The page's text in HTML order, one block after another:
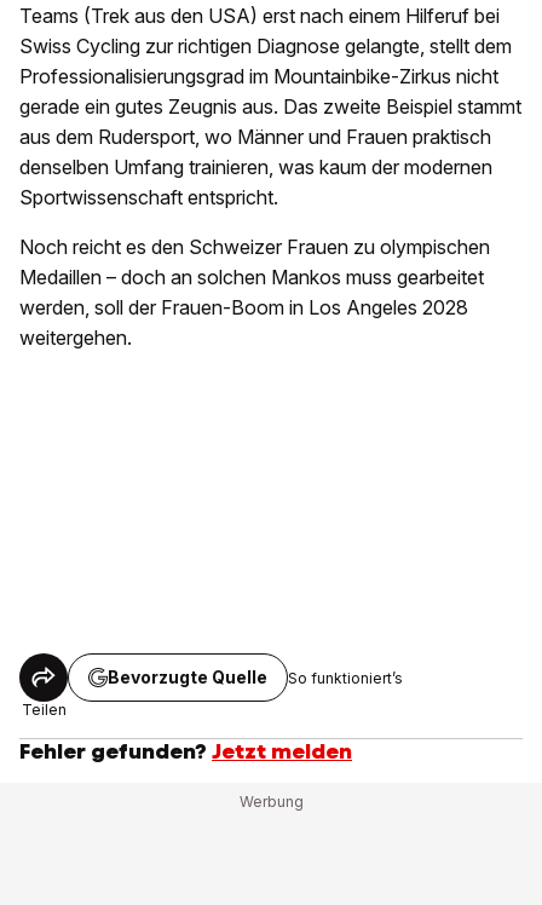
Teams (Trek aus den USA) erst nach einem Hilferuf bei
Swiss Cycling zur richtigen Diagnose gelangte, stellt dem
Professionalisierungsgrad im Mountainbike-Zirkus nicht
gerade ein gutes Zeugnis aus. Das zweite Beispiel stammt
aus dem Rudersport, wo Männer und Frauen praktisch
denselben Umfang trainieren, was kaum der modernen
Sportwissenschaft entspricht.
Noch reicht es den Schweizer Frauen zu olympischen
Medaillen – doch an solchen Mankos muss gearbeitet
werden, soll der Frauen-Boom in Los Angeles 2028
weitergehen.
Teilen
Bevorzugte Quelle So funktioniert’s
Fehler gefunden? Jetzt melden